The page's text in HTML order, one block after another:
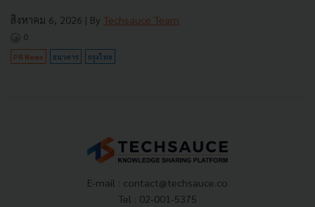
สิงหาคม 6, 2026 | By Techsauce Team
0
PR News ธนาคาร กรุงไทย
E-mail : contact@techsauce.co
Tel : 02-001-5375